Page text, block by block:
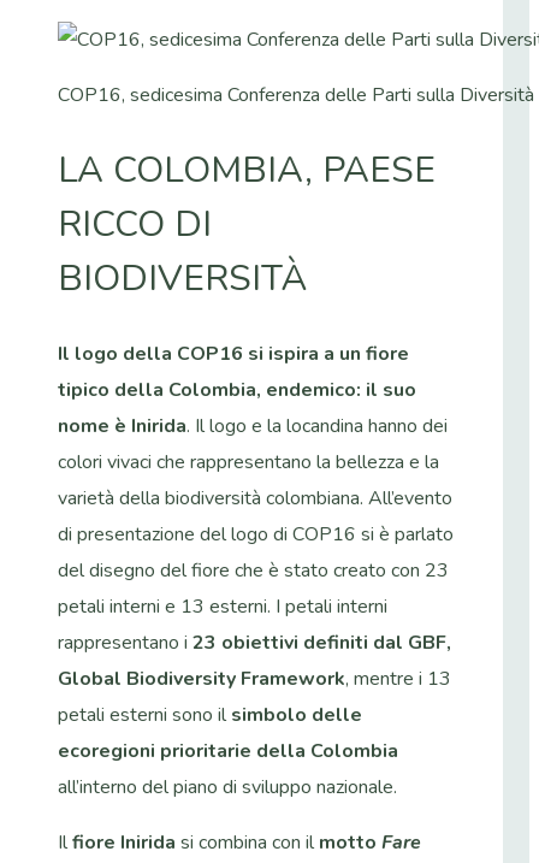
COP16, sedicesima Conferenza delle Parti sulla
LA COLOMBIA, PAESE
RICCO DI
BIODIVERSITÀ
Il logo della COP16 si ispira a un fiore
tipico della Colombia, endemico: il suo
nome è Inirida. Il logo e la locandina hanno dei
colori vivaci che rappresentano la bellezza e la
varietà della biodiversità colombiana. All’evento
di presentazione del logo di COP16 si è parlato
del disegno del fiore che è stato creato con 23
petali interni e 13 esterni. I petali interni
rappresentano i 23 obiettivi definiti dal GBF,
Global Biodiversity Framework, mentre i 13
petali esterni sono ilsimbolo delle
ecoregioni prioritarie della Colombia
all’interno del piano di sviluppo nazionale.
Ilfiore Inirida si combina con ilmotto Fare